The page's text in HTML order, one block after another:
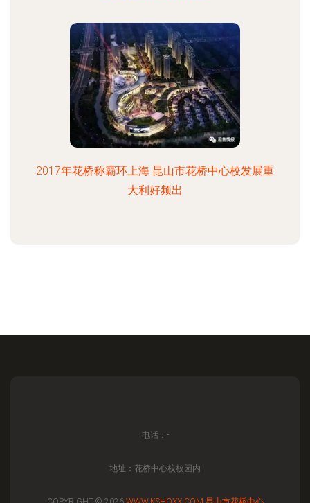
2017年花桥称霸环上海 昆山市花桥中心校发展重
大利好频出
电话：-
地址：花桥中心校校园内